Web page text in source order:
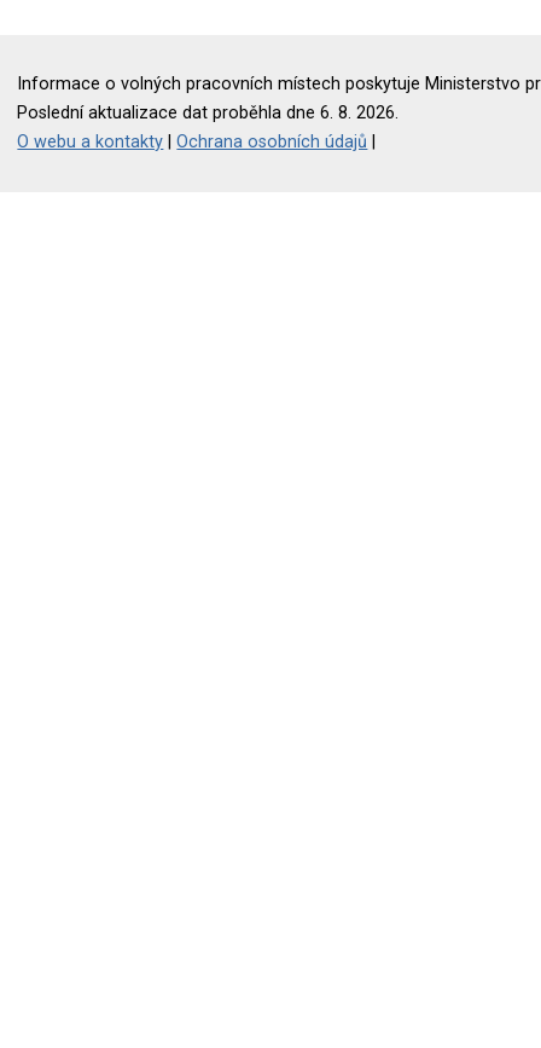
Informace o volných pracovních místech poskytuje Ministerstvo
Poslední aktualizace dat proběhla dne 6. 8. 2026.
O webu a kontakty |Ochrana osobních údajů